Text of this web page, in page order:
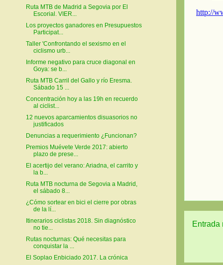
Entrada
Ruta MTB de Madrid a Segovia por El
Escorial. VIER...
Los proyectos ganadores en Presupuestos
Participat...
Taller 'Confrontando el sexismo en el
ciclismo urb...
Informe negativo para cruce diagonal en
Goya: se b...
Ruta MTB Carril del Gallo y río Eresma.
Sábado 15 ...
Concentración hoy a las 19h en recuerdo
al ciclist...
12 nuevos aparcamientos disuasorios no
justificados
Denuncias a requerimiento ¿Funcionan?
Premios Muévete Verde 2017: abierto
plazo de prese...
El acertijo del verano: Ariadna, el carrito y
la b...
Ruta MTB nocturna de Segovia a Madrid,
el sábado 8...
¿Cómo sortear en bici el cierre por obras
de la lí...
Itinerarios ciclistas 2018. Sin diagnóstico
no tie...
Rutas nocturnas: Qué necesitas para
conquistar la ...
El Soplao Enbiciado 2017. La crónica